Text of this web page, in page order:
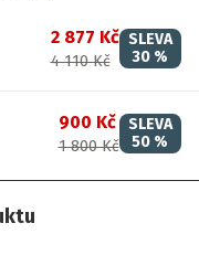
2 877 Kč
4 110 Kč
SLEVA
30 %
900 Kč
1 800 Kč
SLEVA
50 %